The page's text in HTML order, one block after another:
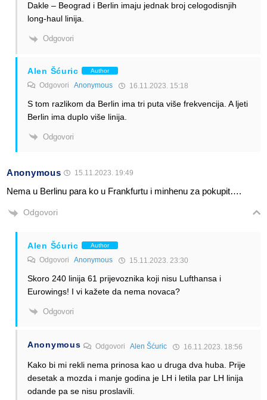
Dakle – Beograd i Berlin imaju jednak broj celogodisnjih
long-haul linija.
Odgovori
Alen Šćuric Author
Odgovori Anonymous 16.11.2023. 15:18
S tom razlikom da Berlin ima tri puta više frekvencija. A ljeti
Berlin ima duplo više linija.
Odgovori
Anonymous 15.11.2023. 19:49
Nema u Berlinu para ko u Frankfurtu i minhenu za pokupit….
Odgovori
Alen Šćuric Author
Odgovori Anonymous 15.11.2023. 23:30
Skoro 240 linija 61 prijevoznika koji nisu Lufthansa i
Eurowings! I vi kažete da nema novaca?
Odgovori
Anonymous OdgovoriAlen Šćuric 16.11.2023. 18:56
Kako bi mi rekli nema prinosa kao u druga dva huba. Prije
desetak a mozda i manje godina je LH i letila par LH linija
odande pa se nisu proslavili.